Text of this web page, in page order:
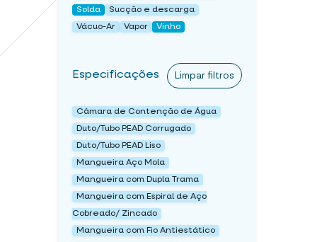
Solda
Sucção e descarga
Vácuo-Ar
Vapor Vinho
Especificações Limpar filtros
Câmara de Contenção de Água
Duto/Tubo PEAD Corrugado
Duto/Tubo PEAD Liso
Mangueira Aço Mola
Mangueira com Dupla Trama
Mangueira com Espiral de Aço
Cobreado/ Zincado
Mangueira com Fio Antiestático